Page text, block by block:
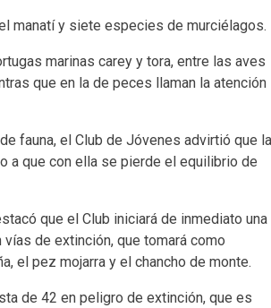
manatí y siete especies de murciélagos.
marinas carey y tora, entre las aves
que en la de peces llaman la atención
fauna, el Club de Jóvenes advirtió que la
a que con ella se pierde el equilibrio de
que el Club iniciará de inmediato una
de extinción, que tomará como
el pez mojarra y el chancho de monte.
de 42 en peligro de extinción, que es